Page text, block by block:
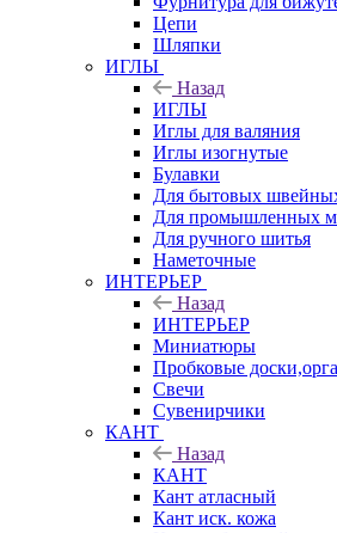
Цепи
Шляпки
ИГЛЫ
Назад
ИГЛЫ
Иглы для валяния
Иглы изогнутые
Булавки
Для бытовых
Для промышленных
Для ручного шитья
Наметочные
ИНТЕРЬЕР
Назад
ИНТЕРЬЕР
Миниатюры
Пробковые
Свечи
Сувенирчики
КАНТ
Назад
КАНТ
Кант атласный
Кант иск. кожа